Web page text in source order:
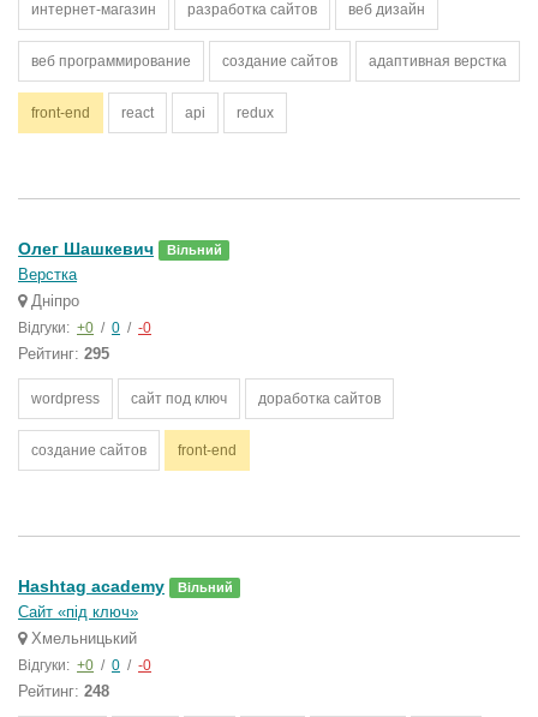
интернет-магазин разработка сайтов веб дизайн
веб программирование создание сайтов адаптивная верстка
front-end react api redux
Олег Шашкевич Вільний
Верстка
Дніпро
Відгуки: +0 / 0 / -0
Рейтинг: 295
wordpress сайт под ключ доработка сайтов
создание сайтов front-end
Hashtag academy Вільний
Сайт «під ключ»
Хмельницький
Відгуки: +0 / 0 / -0
Рейтинг: 248